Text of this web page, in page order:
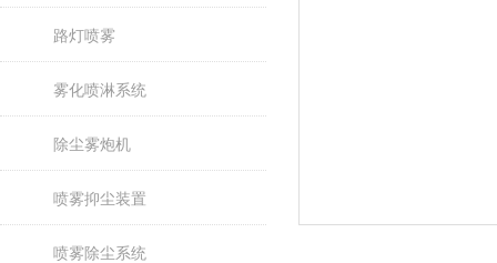
路灯喷雾
雾化喷淋系统
除尘雾炮机
喷雾抑尘装置
喷雾除尘系统